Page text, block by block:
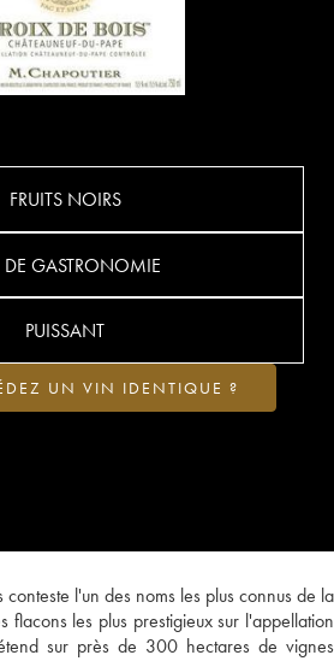
l'un des noms les plus connus de la
flacons les plus prestigieux sur l'appellation
sur près de 300 hectares de vignes
FRUITS NOIRS
GASTRONOMIE
PUISSANT
UN VIN IDENTIQUE ?